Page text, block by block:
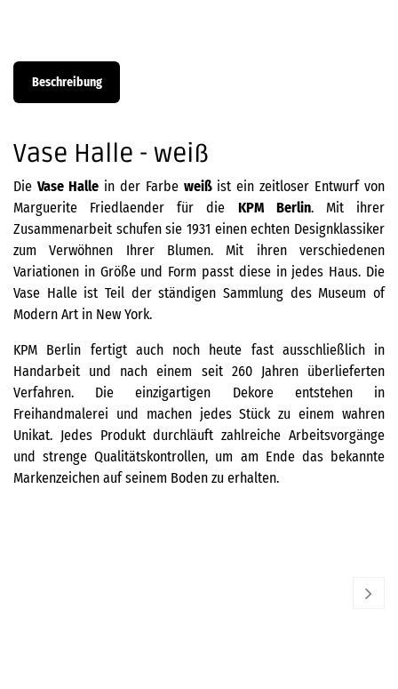
Beschreibung
Vase Halle - weiß
Die Vase Halle in der Farbe weiß ist ein zeitloser Entwurf von
Marguerite Friedlaender für die KPM Berlin. Mit ihrer
Zusammenarbeit schufen sie 1931 einen echten Designklassiker
zum Verwöhnen Ihrer Blumen. Mit ihren verschiedenen
Variationen in Größe und Form passt diese in jedes Haus. Die
Vase Halle ist Teil der ständigen Sammlung des Museum of
Modern Art in New York.
KPM Berlin fertigt auch noch heute fast ausschließlich in
Handarbeit und nach einem seit 260 Jahren überlieferten
Verfahren. Die einzigartigen Dekore entstehen in
Freihandmalerei und machen jedes Stück zu einem wahren
Unikat. Jedes Produkt durchläuft zahlreiche Arbeitsvorgänge
und strenge Qualitätskontrollen, um am Ende das bekannte
Markenzeichen auf seinem Boden zu erhalten.